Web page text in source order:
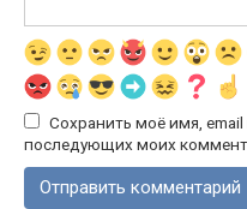
Сохранить моё имя, email
последующих моих